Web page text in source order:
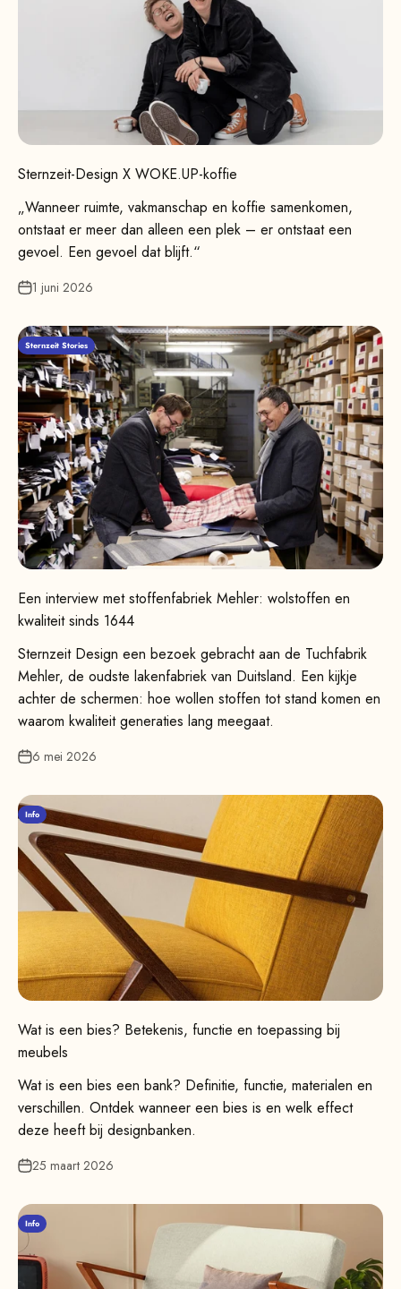
Sternzeit-Design X WOKE.UP-koffie
„Wanneer ruimte, vakmanschap en koffie samenkomen,
ontstaat er meer dan alleen een plek – er ontstaat een
gevoel. Een gevoel dat blijft.“
1 juni 2026
Sternzeit Stories
Een interview met stoffenfabriek Mehler: wolstoffen en
kwaliteit sinds 1644
Sternzeit Design een bezoek gebracht aan de Tuchfabrik
Mehler, de oudste lakenfabriek van Duitsland. Een kijkje
achter de schermen: hoe wollen stoffen tot stand komen en
waarom kwaliteit generaties lang meegaat.
6 mei 2026
Info
Wat is een bies? Betekenis, functie en toepassing bij
meubels
Wat is een bies een bank? Definitie, functie, materialen en
verschillen. Ontdek wanneer een bies is en welk effect
deze heeft bij designbanken.
25 maart 2026
Info